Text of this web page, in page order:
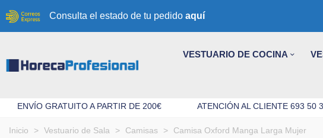
Consulta el estado de tu pedido aquí
VESTUARIO DE COCINA
ENVÍO GRATUITO A PARTIR DE 200€ ATENCIÓN AL CLIENTE 693 50
Inicio > Vestuario de Sala > Camisas > Camisa Oxford Manga Larga Mujer